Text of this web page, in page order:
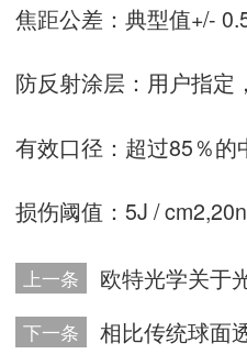
焦距公差：典型值+/-
防反射涂层：用户指定
有效口径：超过85％的
损伤阈值：5J /
上一条 欧特光学关于
下一条